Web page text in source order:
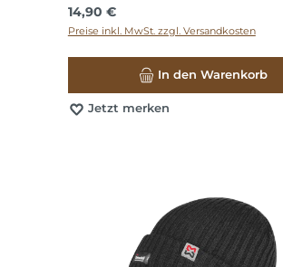
Regulärer Preis:
14,90 €
Preise inkl. MwSt. zzgl. Versandkosten
In den Warenkorb
Jetzt merken